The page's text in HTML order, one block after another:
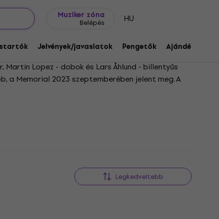
Muziker zóna
Belépés HU
Jelvények/javaslatok Pengetők Ajándékok
Martin Lopez - dobok és Lars Åhlund - billentyűs
a Memorial 2023 szeptemberében jelent meg. A
Legkedveltebb